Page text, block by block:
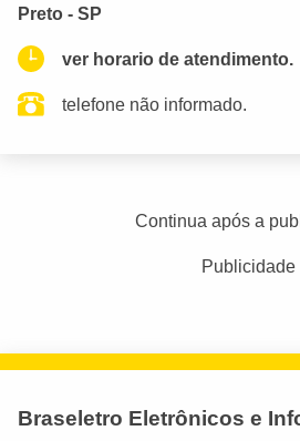
Preto - SP
ver horario de atendimento.
telefone não informado.
Continua após a
Publicidade
Braseletro Eletrônicos e